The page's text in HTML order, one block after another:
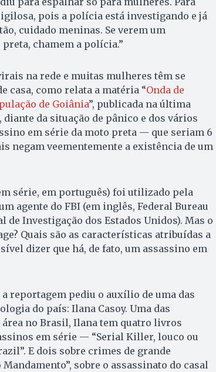
pois a polícia está investigando e já
cuidado meninas. Se verem um
chamem a polícia.”
na rede e muitas mulheres têm se
casa, como relata a matéria “Onda de
de Goiânia”, publicada na última
diante da situação de pânico e dos vá­rios
em série da moto preta — que seriam 6
negam veementemente a existência de um
série, em português) foi utilizado pela
agente do FBI (em inglês, Federal Bureau
de Investigação dos Estados Unidos). Mas o
Quais são as características atribuídas a
dizer que há, de fato, um assassino em
reportagem pediu o auxílio de uma das
do país: Ilana Casoy. Uma das
no Brasil, Ilana tem quatro livros
em série — “Serial Killer, louco ou
E dois sobre crimes de grande
sobre o assassinato do casal